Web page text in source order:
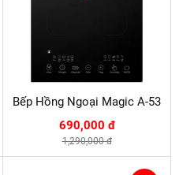
Bếp Hồng Ngoại Magic A-53
690,000 đ
1,290,000 đ